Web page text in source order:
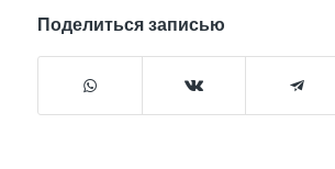
Поделиться записью